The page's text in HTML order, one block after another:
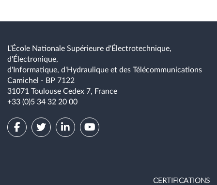
L’École Nationale Supérieure d'Électrotechnique,
d'Électronique,
d'Informatique, d'Hydraulique et des Télécommunications
Camichel - BP 7122
31071 Toulouse Cedex 7, France
+33 (0)5 34 32 20 00
CERTIFICATIONS